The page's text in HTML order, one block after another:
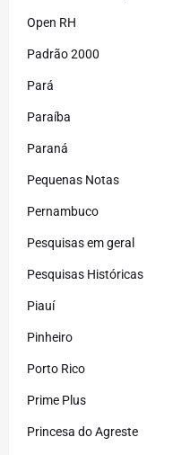
Open RH
Padrão 2000
Pará
Paraíba
Paraná
Pequenas Notas
Pernambuco
Pesquisas em geral
Pesquisas Históricas
Piauí
Pinheiro
Porto Rico
Prime Plus
Princesa do Agreste